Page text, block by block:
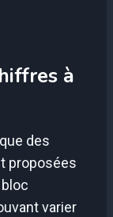
à
des
proposées
varier